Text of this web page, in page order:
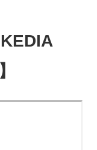
KEDIA